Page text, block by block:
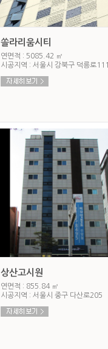
쏠라리움시티
연면적 : 5085.42 ㎡
시공지역 : 서울시 강북구 덕릉로
상산고시원
연면적 : 855.84 ㎡
시공지역 : 서울시 중구 다산로205